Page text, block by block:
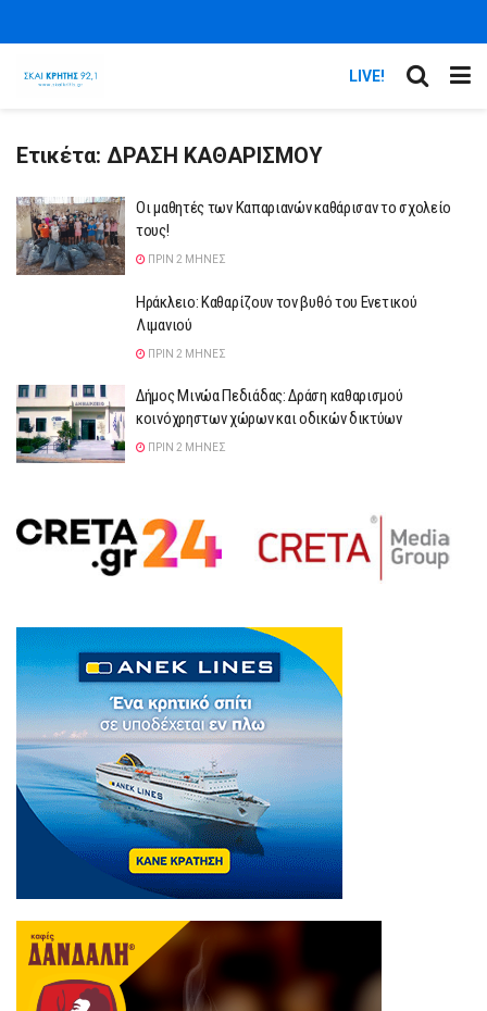
LIVE!
Ετικέτα: ΔΡΑΣΗ ΚΑΘΑΡΙΣΜΟΥ
Οι μαθητές των Καπαριανών καθάρισαν το σχολείο
τους!
ΠΡΙΝ 2 ΜΉΝΕΣ
Ηράκλειο: Καθαρίζουν τον βυθό του Ενετικού
Λιμανιού
ΠΡΙΝ 2 ΜΉΝΕΣ
Δήμος Μινώα Πεδιάδας: Δράση καθαρισμού
κοινόχρηστων χώρων και οδικών δικτύων
ΠΡΙΝ 2 ΜΉΝΕΣ